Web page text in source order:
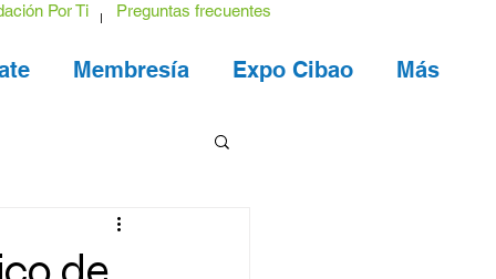
Por Ti Preguntas frecuentes
Membresía Expo Cibao Más